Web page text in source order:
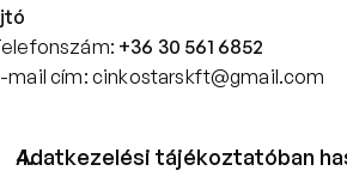
+36 30 561 6852
mail cím: cinkostarskft@gmail.com
Adatkezelési tájékoztatóban